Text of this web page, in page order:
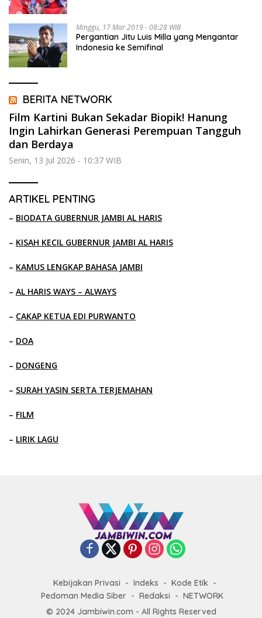
Minggu, 17 Mar 2019 - 08:28 WIB
Pergantian Jitu Luis Milla yang Mengantar
Indonesia ke Semifinal
BERITA NETWORK
Film Kartini Bukan Sekadar Biopik! Hanung
Ingin Lahirkan Generasi Perempuan Tangguh
dan Berdaya
Senin, 13 Jul 2026 - 10:37 WIB
ARTIKEL PENTING
– BIODATA GUBERNUR JAMBI AL HARIS
– KISAH KECIL GUBERNUR JAMBI AL HARIS
– KAMUS LENGKAP BAHASA JAMBI
– AL HARIS WAYS – ALWAYS
– CAKAP KETUA EDI PURWANTO
– DOA
– DONGENG
– SURAH YASIN SERTA TERJEMAHAN
– FILM
– LIRIK LAGU
Kebijakan Privasi Indeks
Kode Etik
Pedoman Media Siber
Redaksi
NETWORK
© 2024 Jambiwin.com - All Rights Reserved